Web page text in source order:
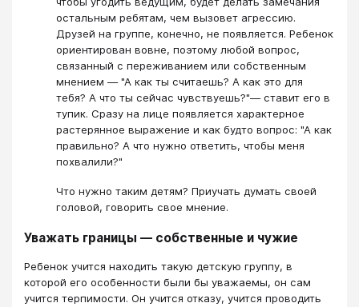
остальным ребятам, чем вызовет агрессию.
Друзей на группе, конечно, не появляется. Ребенок
ориентирован вовне, поэтому любой вопрос,
связанный с переживанием или собственным
мнением — "А как ты считаешь? А как это для
тебя? А что ты сейчас чувствуешь?"— ставит его в
тупик. Сразу на лице появляется характерное
растерянное выражение и как будто вопрос: "А как
правильно? А что нужно ответить, чтобы меня
похвалили?"
Что нужно таким детям? Приучать думать своей
головой, говорить свое мнение.
Уважать границы — собственные и чужие
Ребенок учится находить такую детскую группу, в
которой его особенности были бы уважаемы, он сам
учится терпимости. Он учится отказу, учится проводить